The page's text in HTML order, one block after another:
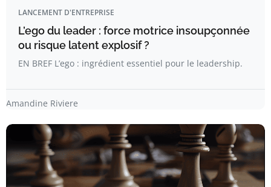
LANCEMENT D'ENTREPRISE
L’ego du leader : force motrice insoupçonnée
ou risque latent explosif ?
EN BREF L’ego : ingrédient essentiel pour le leadership.
Amandine Riviere